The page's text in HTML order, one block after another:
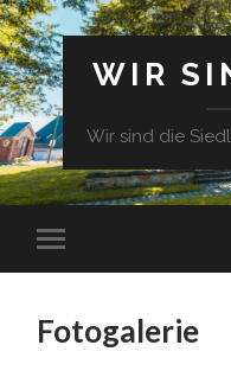
WIR
Wir sind die
Fotogalerie